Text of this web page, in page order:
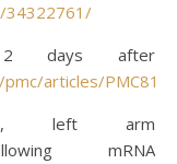
34322761/
days after
articles/
left arm
mRNA